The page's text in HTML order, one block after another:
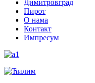
Димитровград
Пирот
О нама
Контакт
Импресум